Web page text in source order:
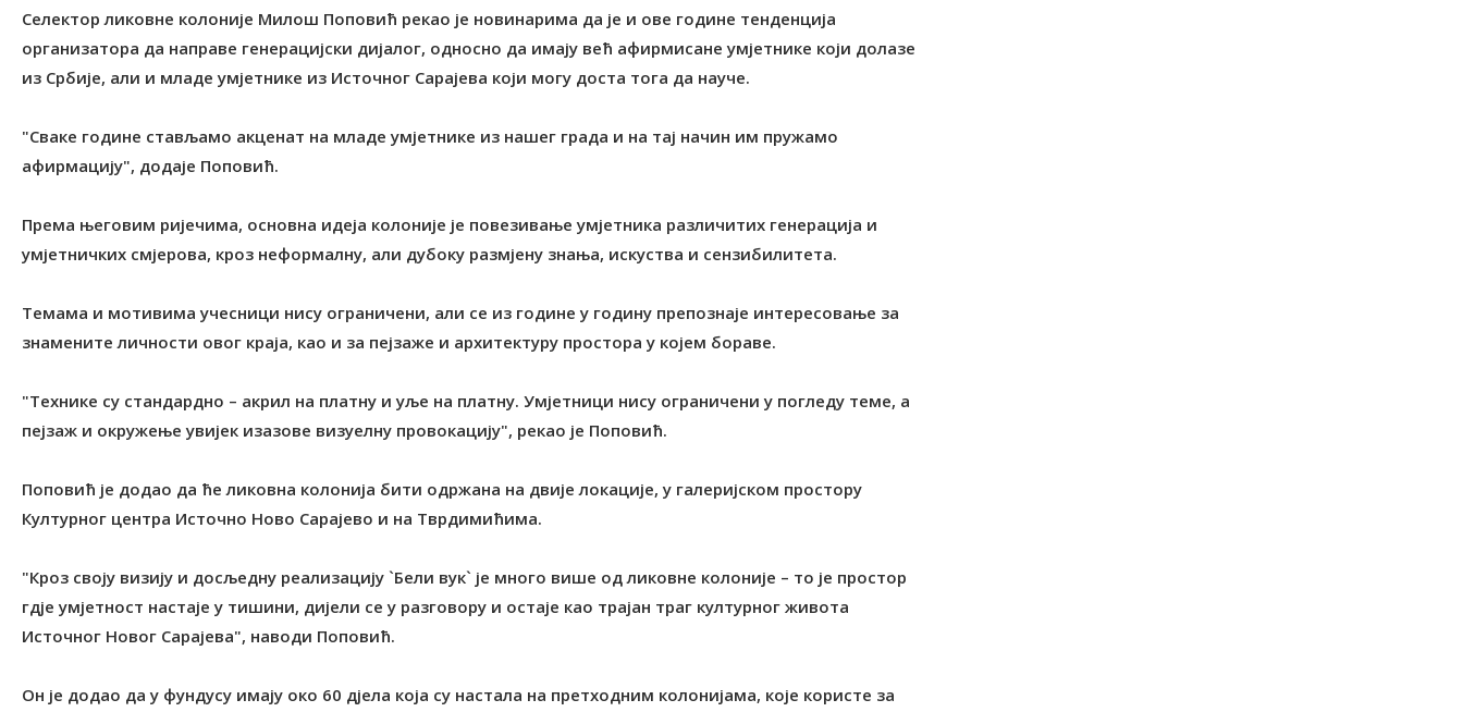
Селектор ликовне колоније Милош Поповић рекао је новинарима да је и ове године тенденција
организатора да направе генерацијски дијалог, односно да имају већ афирмисане умјетнике који долазе
из Србије, али и младе умјетнике из Источног Сарајева који могу доста тога да науче.
"Сваке године стављамо акценат на младе умјетнике из нашег града и на тај начин им пружамо
афирмацију", додаје Поповић.
Према његовим ријечима, основна идеја колоније је повезивање умјетника различитих генерација и
умјетничких смјерова, кроз неформалну, али дубоку размјену знања, искуства и сензибилитета.
Темама и мотивима учесници нису ограничени, али се из године у годину препознаје интересовање за
знамените личности овог краја, као и за пејзаже и архитектуру простора у којем бораве.
"Технике су стандардно – акрил на платну и уље на платну. Умјетници нису ограничени у погледу теме, а
пејзаж и окружење увијек изазове визуелну провокацију", рекао је Поповић.
Поповић је додао да ће ликовна колонија бити одржана на двије локације, у галеријском простору
Културног центра Источно Ново Сарајево и на Тврдимићима.
"Кроз своју визију и досљедну реализацију `Бели вук` је много више од ликовне колоније – то је простор
гдје умјетност настаје у тишини, дијели се у разговору и остаје као трајан траг културног живота
Источног Новог Сарајева", наводи Поповић.
Он је додао да у фундусу имају око 60 дјела која су настала на претходним колонијама, које користе за